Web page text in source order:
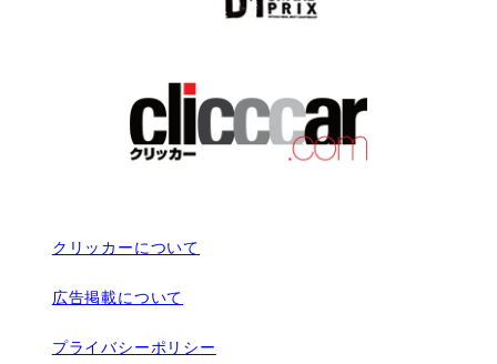
クリッカーについて
広告掲載について
プライバシーポリシー